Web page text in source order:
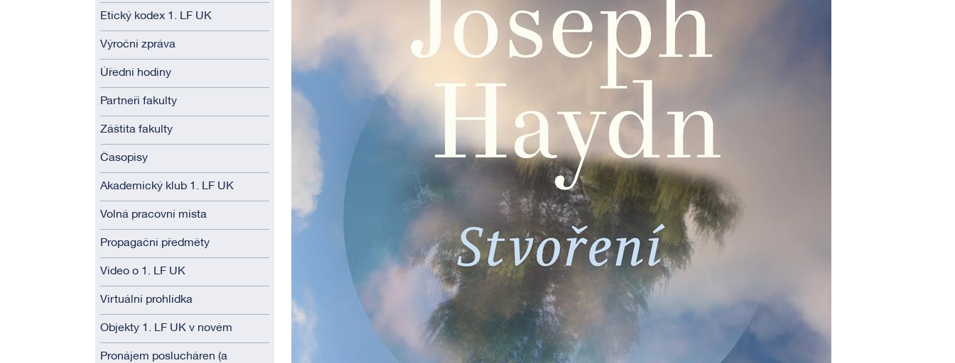
Etický kodex 1. LF UK
Výroční zpráva
Úřední hodiny
Partneři fakulty
Záštita fakulty
Časopisy
Akademický klub 1. LF UK
Volná pracovní místa
Propagační předměty
Video o 1. LF UK
Virtuální prohlídka
Objekty 1. LF UK v novém
Pronájem poslucháren (a